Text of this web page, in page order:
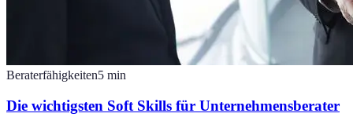
Beraterfähigkeiten5 min
Die wichtigsten Soft Skills für Unternehmensberater